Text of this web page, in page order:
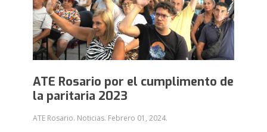
ATE Rosario por el cumplimento de
la paritaria 2023
ATE Rosario. Noticias. Febrero 01, 2024.